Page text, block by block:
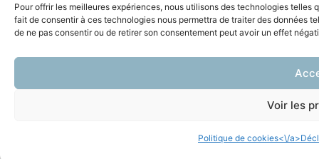
Pour offrir les meilleures expériences, nous utilisons des technologies
fait de consentir à ces technologies nous permettra de traiter des données
de ne pas consentir ou de retirer son consentement peut avoir un effet
Voir les
Politique de cookies<\/a>